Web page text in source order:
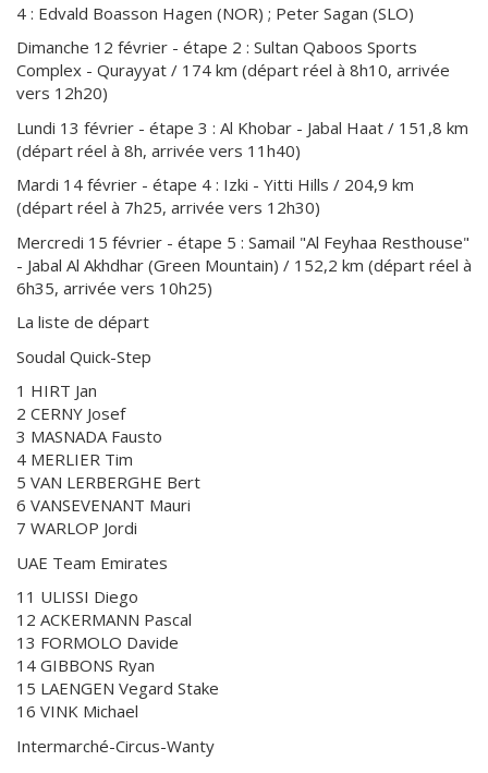
4 : Edvald Boasson Hagen (NOR) ; Peter Sagan (SLO)
Dimanche 12 février - étape 2 : Sultan Qaboos Sports
Complex - Qurayyat / 174 km (départ réel à 8h10, arrivée
vers 12h20)
Lundi 13 février - étape 3 : Al Khobar - Jabal Haat / 151,8 km
(départ réel à 8h, arrivée vers 11h40)
Mardi 14 février - étape 4 : Izki - Yitti Hills / 204,9 km
(départ réel à 7h25, arrivée vers 12h30)
Mercredi 15 février - étape 5 : Samail "Al Feyhaa Resthouse"
- Jabal Al Akhdhar (Green Mountain) / 152,2 km (départ réel à
6h35, arrivée vers 10h25)
La liste de départ
Soudal Quick-Step
1 HIRT Jan
2 CERNY Josef
3 MASNADA Fausto
4 MERLIER Tim
5 VAN LERBERGHE Bert
6 VANSEVENANT Mauri
7 WARLOP Jordi
UAE Team Emirates
11 ULISSI Diego
12 ACKERMANN Pascal
13 FORMOLO Davide
14 GIBBONS Ryan
15 LAENGEN Vegard Stake
16 VINK Michael
Intermarché-Circus-Wanty